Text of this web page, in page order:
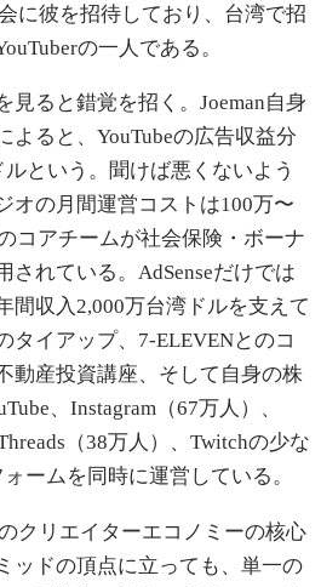
に彼を招待しており、台湾で招
の一人である。
見ると錯覚を招く。Joeman自身
よると、YouTubeの広告収益分
という。聞けば悪くないよう
オの月間運営コストは100万〜
コアチームが社会保険・ボーナ
されている。AdSenseだけでは
間収入2,000万台湾ドルを支えて
タイアップ、7-ELEVENとのコ
動産投資講座、そして自身の株
、Instagram（67万人）、
（38万人）、Twitchの少な
ームを同時に運営している。
クリエイターエコノミーの核心
ッドの頂点に立っても、単一の